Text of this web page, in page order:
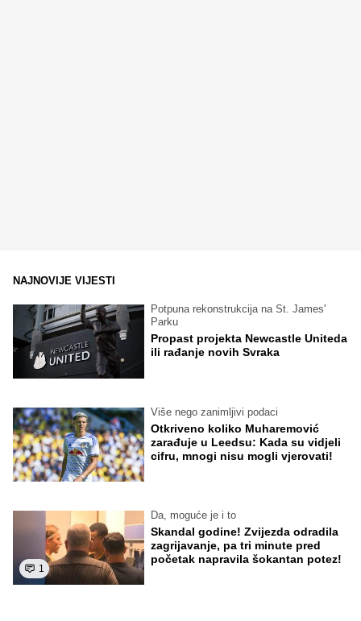
NAJNOVIJE VIJESTI
Potpuna rekonstrukcija na St. James'
Parku
Propast projekta Newcastle Uniteda
ili rađanje novih Svraka
Više nego zanimljivi podaci
Otkriveno koliko Muharemović
zarađuje u Leedsu: Kada su vidjeli
cifru, mnogi nisu mogli vjerovati!
1
Da, moguće je i to
Skandal godine! Zvijezda odradila
zagrijavanje, pa tri minute pred
početak napravila šokantan potez!